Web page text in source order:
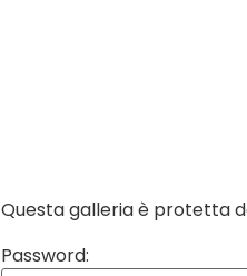
Questa galleria è protetta
Password: